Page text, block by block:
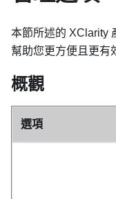
本節所述的 XClarity
幫助您更方便且更有
概觀
選項